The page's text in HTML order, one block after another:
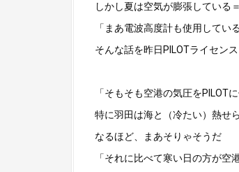
しかし夏は空気が膨張している
「まあ電波高度計も使用して
そんな話を昨日PILOTライセン
「そもそも空港の気圧をPILOT
特に羽田は海と（冷たい）熱せ
なるほど、まあそりゃそうだ
「それに比べて寒い日の方が空